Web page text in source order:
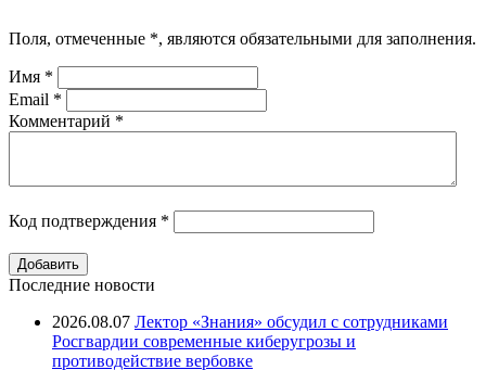
Поля, отмеченные *, являются обязательными для заполнения.
Имя *
Email *
Комментарий *
Код подтверждения *
Последние новости
2026.08.07 Лектор «Знания» обсудил с сотрудниками
Росгвардии современные киберугрозы и
противодействие вербовке